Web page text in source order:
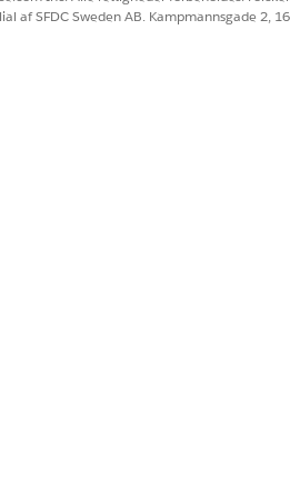
eller automatiseret fuldførelse.
af SFDC Sweden AB. Kampmannsgade 2,